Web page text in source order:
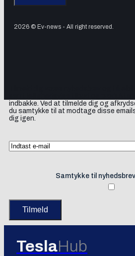
2026 © Ev-news - All right reserved.
indbakke. Ved at tilmelde dig og
du samtykke til at modtage disse
dig igen.
Samtykke til
TeslaHub